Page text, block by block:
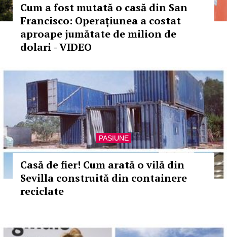
Cum a fost mutată o casă din San
Francisco: Operațiunea a costat
aproape jumătate de milion de
dolari - VIDEO
PASIUNE
Casă de fier! Cum arată o vilă din
Sevilla construită din containere
reciclate